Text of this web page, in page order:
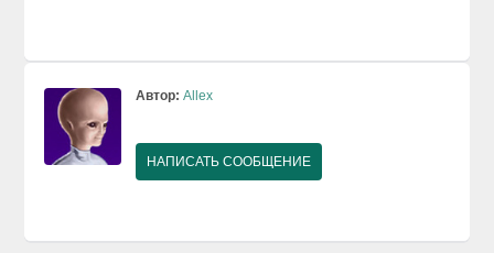
Автор: Allex
НАПИСАТЬ СООБЩЕНИЕ